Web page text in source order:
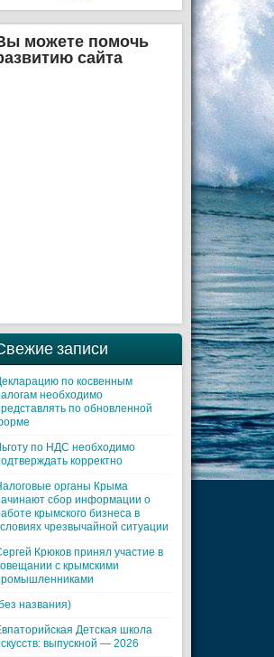
можете помочь
сайта
записи
по косвенным
необходимо
по обновленной
по НДС необходимо
корректно
органы Крыма
сбор информации о
крымского бизнеса в
чрезвычайной ситуации
Крюков принял участие в
с крымскими
названия)
Детская школа
выпускной — 2026